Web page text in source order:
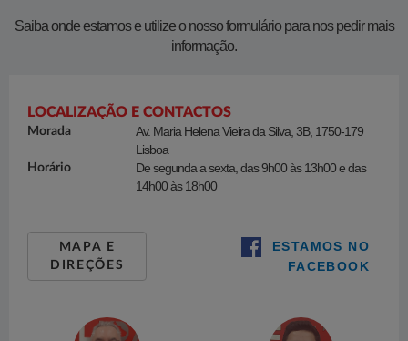
​Saiba onde estamos e utilize o nosso formulário para nos pedir mais
informação.
LOCALIZAÇÃO E CONTACTOS
Morada
Av. Maria Helena Vieira da Silva, 3B, 1750-179
Lisboa
Horário
De segunda a sexta, das 9h00 às 13h00 e das
14h00 às 18h00
MAPA E
DIREÇÕES
ESTAMOS NO
FACEBOOK